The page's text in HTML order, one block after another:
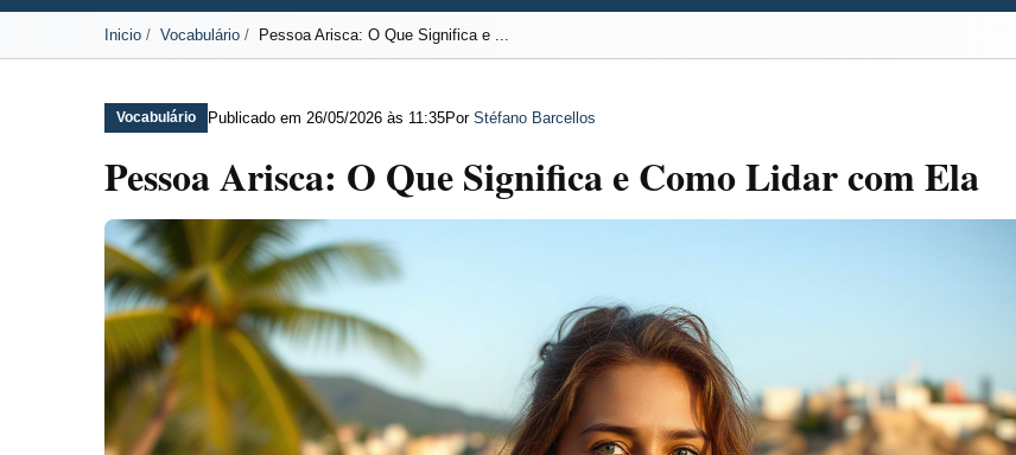
Inicio Vocabulário Pessoa Arisca: O Que Significa e ...
Vocabulário Publicado em 26/05/2026 às 11:35Por Stéfano Barcellos
Pessoa Arisca: O Que Significa e Como Lidar com Ela